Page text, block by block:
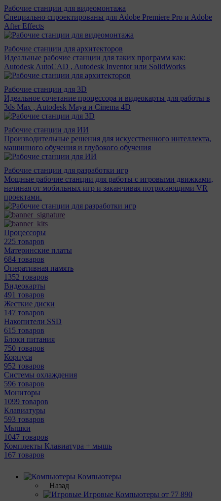
Рабочие станции для видеомонтажа
Специально спроектированы для Adobe Premiere Pro и Adobe
After Effects
Рабочие станции для архитекторов
Идеальные рабочие станции для таких программ как:
Autodesk AutoCAD , Autodesk Inventor или SolidWorks
Рабочие станции для 3D
Идеальное сочетание процессора и видеокарты для работы в
3ds Max , Autodesk Maya и Cinema 4D
Рабочие станции для ИИ
Производительные решения для искусственного интеллекта,
машинного обучения и глубокого обучения
Рабочие станции для разработки игр
Мощные рабочие станции для работы с игровыми движками,
начиная от мобильных игр и заканчивая потрясающими VR
проектами.
Процессоры
225 товаров
Материнcкие платы
684 товаров
Оперативная память
1352 товаров
Видеокарты
491 товаров
Жесткие диски
147 товаров
Накопители SSD
615 товаров
Блоки питания
750 товаров
Корпуса
952 товаров
Системы охлаждения
596 товаров
Мониторы
1099 товаров
Клавиатуры
593 товаров
Мышки
1047 товаров
Комплекты Клавиатура + мышь
167 товаров
Компьютеры
Назад
Игровые Компьютеры от 77 890